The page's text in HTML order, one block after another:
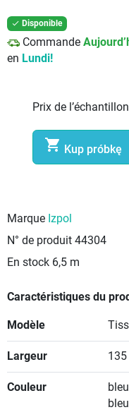
 Disponible
Commande
en Lundi!
Prix de
 Kup próbkę
Marque Izpol
N° de produit 44304
En stock 6,5 m
Caractéristiques du
Modèle
Largeur 135
Couleur
bleu